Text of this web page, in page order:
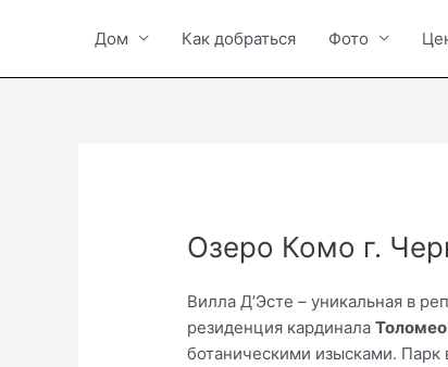
Дом Как добраться Фото
Озеро Комо г.
Вилла Д’Эсте – уникальная в
резиденция кардинала
ботаническими изысками. Парк